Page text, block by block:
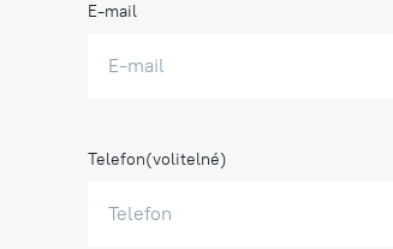
E-mail
Telefon